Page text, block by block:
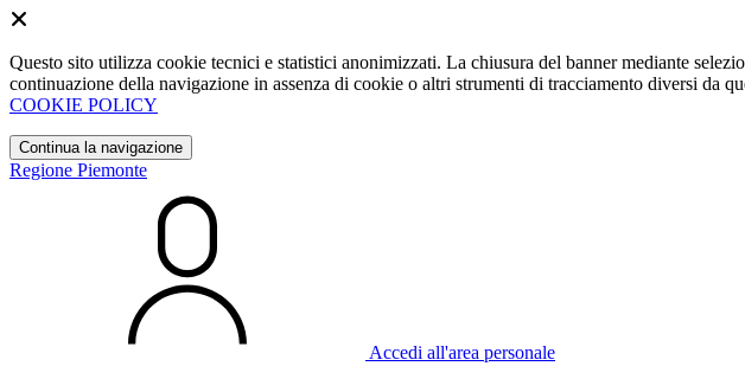
Questo sito utilizza cookie tecnici e statistici anonimizzati. La chiusura del banner mediante
continuazione della navigazione in assenza di cookie o altri strumenti di tracciamento diversi da
COOKIE POLICY
Continua la navigazione
Regione Piemonte
Accedi all'area personale